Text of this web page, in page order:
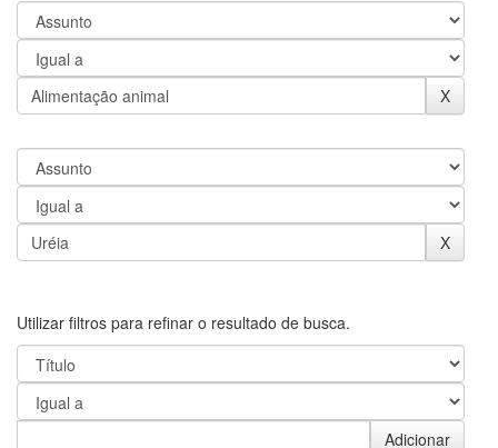
Utilizar filtros para refinar o resultado de busca.